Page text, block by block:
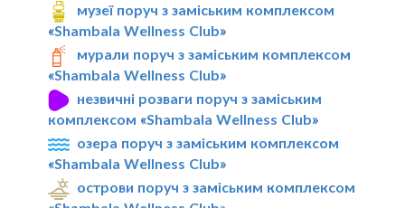
музеї поруч з заміським комплексом
«Shambala Wellness Club»
мурали поруч з заміським комплексом
«Shambala Wellness Club»
незвичні розваги поруч з заміським
комплексом «Shambala Wellness Club»
озера поруч з заміським комплексом
«Shambala Wellness Club»
острови поруч з заміським комплексом